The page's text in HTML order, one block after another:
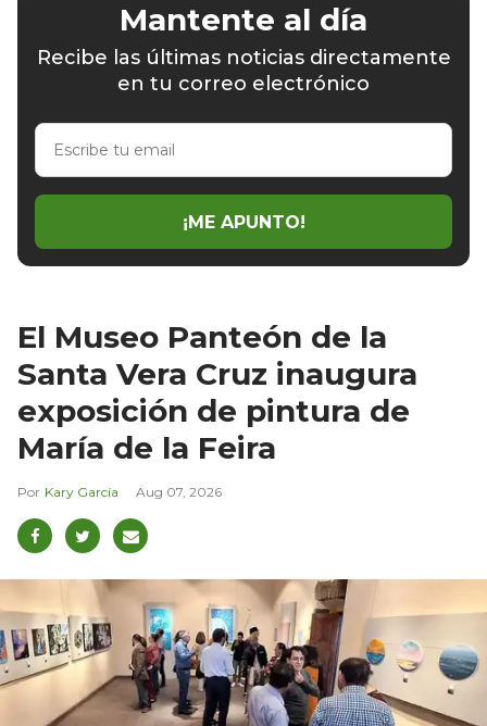
Mantente al día
Recibe las últimas noticias directamente
en tu correo electrónico
Escribe
email
¡ME APUNTO!
El Museo Panteón de la
Santa Vera Cruz inaugura
exposición de pintura de
María de la Feira
Kary García Aug 07, 2026